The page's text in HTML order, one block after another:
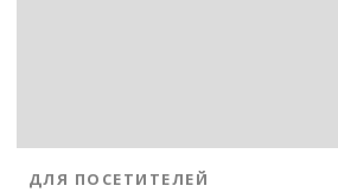
BLOG.CATEGORY
ДЛЯ ПОСЕТИТЕЛЕЙ